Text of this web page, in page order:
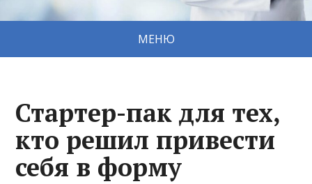
МЕНЮ
Стартер-пак для тех,
кто решил привести
себя в форму